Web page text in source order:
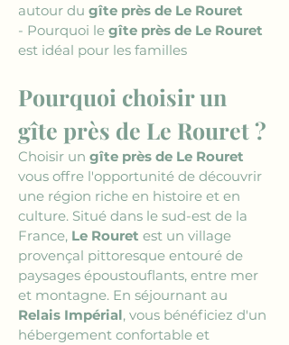
autour du gîte près de Le Rouret
- Pourquoi le gîte près de Le Rouret
est idéal pour les familles
Pourquoi choisir un
gîte près de Le Rouret ?
Choisir un gîte près de Le Rouret
vous offre l'opportunité de découvrir
une région riche en histoire et en
culture. Situé dans le sud-est de la
France, Le Rouret est un village
provençal pittoresque entouré de
paysages époustouflants, entre mer
et montagne. En séjournant au
Relais Impérial, vous bénéficiez d'un
hébergement confortable et